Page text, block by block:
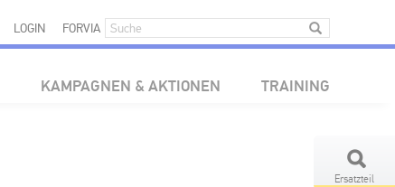
LOGIN FORVIA
KAMPAGNEN & AKTIONEN TRAINING
Ersatzteil